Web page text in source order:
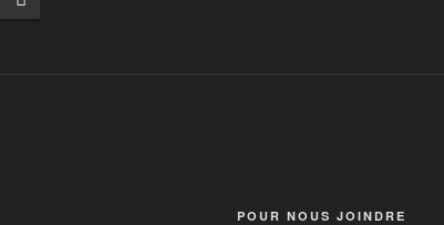
POUR NOUS JOINDRE